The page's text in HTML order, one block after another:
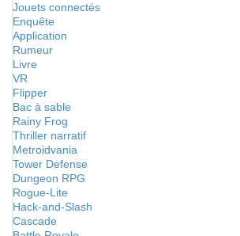
Jouets connectés
Enquête
Application
Rumeur
Livre
VR
Flipper
Bac à sable
Rainy Frog
Thriller narratif
Metroidvania
Tower Defense
Dungeon RPG
Rogue-Lite
Hack-and-Slash
Cascade